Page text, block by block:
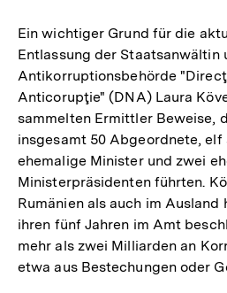
Ein wichtiger Grund für die
Entlassung der Staatsanwältin
Antikorruptionsbehörde
Anticorupţie" (DNA) Laura
sammelten Ermittler Beweise,
insgesamt 50 Abgeordnete,
ehemalige Minister und zwei
Ministerpräsidenten führten.
Rumänien als auch im Ausland
ihren fünf Jahren im Amt
mehr als zwei Milliarden an
etwa aus Bestechungen oder